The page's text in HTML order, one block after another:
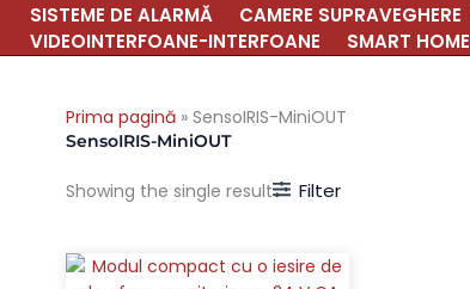
SISTEME DE ALARMĂ CAMERE SUPRAVEGHERE
VIDEOINTERFOANE-INTERFOANE
SMART HOME
Prima pagină » SensoIRIS-MiniOUT
SensoIRIS-MiniOUT
Showing the single result Filter